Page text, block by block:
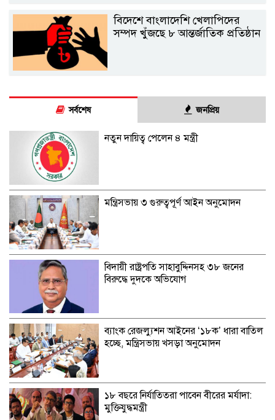
বিদেশে বাংলাদেশি খেলাপিদের
সম্পদ খুঁজছে ৮ আন্তর্জাতিক প্রতিষ্ঠান
সর্বশেষ জনপ্রিয়
নতুন দায়িত্ব পেলেন ৪ মন্ত্রী
মন্ত্রিসভায় ৩ গুরুত্বপূর্ণ আইন অনুমোদন
বিদায়ী রাষ্ট্রপতি সাহাবুদ্দিনসহ ৩৮ জনের
বিরুদ্ধে দুদকে অভিযোগ
ব্যাংক রেজল্যুশন আইনের ‘১৮ক’ ধারা বাতিল
হচ্ছে, মন্ত্রিসভায় খসড়া অনুমোদন
১৮ বছরে নির্যাতিতরা পাবেন বীরের মর্যাদা:
মুক্তিযুদ্ধমন্ত্রী